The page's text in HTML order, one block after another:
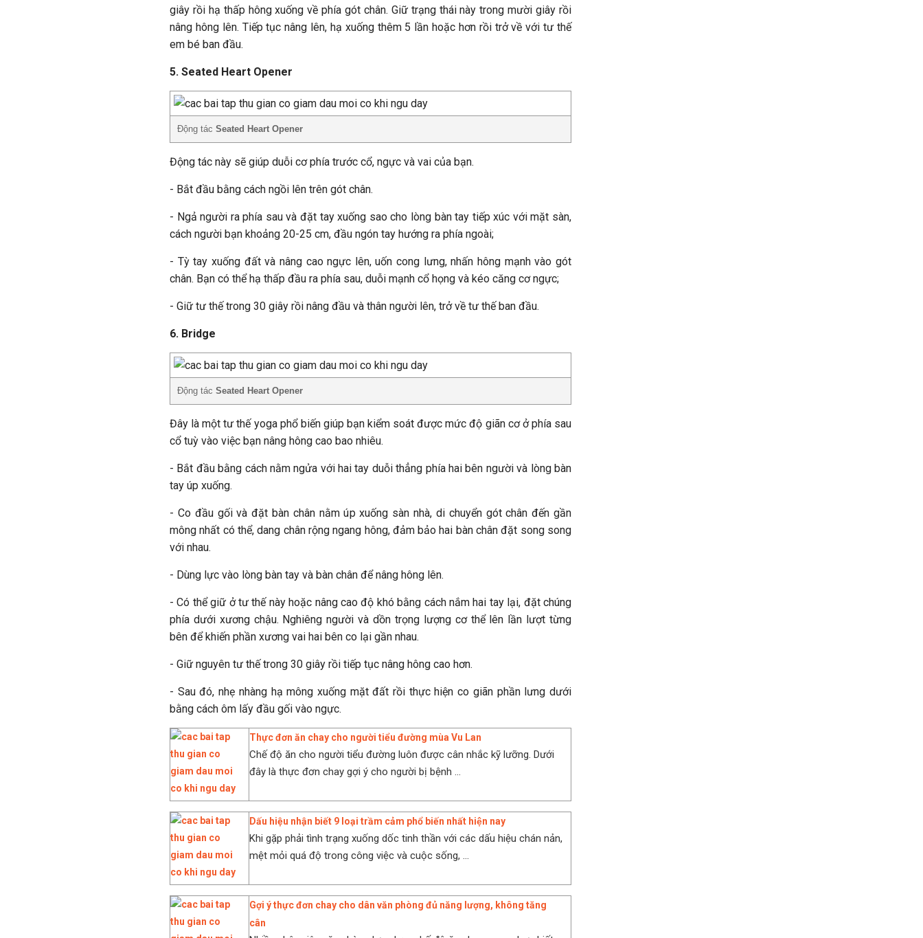
giây rồi hạ thấp hông xuống về phía gót chân. Giữ trạng thái này trong mười giây rồi
nâng hông lên. Tiếp tục nâng lên, hạ xuống thêm 5 lần hoặc hơn rồi trở về với tư thế
em bé ban đầu.
5. Seated Heart Opener
Động tác Seated Heart Opener
Động tác này sẽ giúp duỗi cơ phía trước cổ, ngực và vai của bạn.
- Bắt đầu bằng cách ngồi lên trên gót chân.
- Ngả người ra phía sau và đặt tay xuống sao cho lòng bàn tay tiếp xúc với mặt sàn,
cách người bạn khoảng 20-25 cm, đầu ngón tay hướng ra phía ngoài;
- Tỳ tay xuống đất và nâng cao ngực lên, uốn cong lưng, nhấn hông mạnh vào gót
chân. Bạn có thể hạ thấp đầu ra phía sau, duỗi mạnh cổ họng và kéo căng cơ ngực;
- Giữ tư thế trong 30 giây rồi nâng đầu và thân người lên, trở về tư thế ban đầu.
6. Bridge
Động tác Seated Heart Opener
Đây là một tư thế yoga phổ biến giúp bạn kiểm soát được mức độ giãn cơ ở phía sau
cổ tuỳ vào việc bạn nâng hông cao bao nhiêu.
- Bắt đầu bằng cách nằm ngửa với hai tay duỗi thẳng phía hai bên người và lòng bàn
tay úp xuống.
- Co đầu gối và đặt bàn chân nằm úp xuống sàn nhà, di chuyển gót chân đến gần
mông nhất có thể, dang chân rộng ngang hông, đảm bảo hai bàn chân đặt song song
với nhau.
- Dùng lực vào lòng bàn tay và bàn chân để nâng hông lên.
- Có thể giữ ở tư thế này hoặc nâng cao độ khó bằng cách nắm hai tay lại, đặt chúng
phía dưới xương chậu. Nghiêng người và dồn trọng lượng cơ thể lên lần lượt từng
bên để khiến phần xương vai hai bên co lại gần nhau.
- Giữ nguyên tư thế trong 30 giây rồi tiếp tục nâng hông cao hơn.
- Sau đó, nhẹ nhàng hạ mông xuống mặt đất rồi thực hiện co giãn phần lưng dưới
bằng cách ôm lấy đầu gối vào ngực.
Thực đơn ăn chay cho người tiểu đường mùa Vu Lan
Chế độ ăn cho người tiểu đường luôn được cân nhắc kỹ lưỡng. Dưới
đây là thực đơn chay gợi ý cho người bị bệnh ...
Dấu hiệu nhận biết 9 loại trầm cảm phổ biến nhất hiện nay
Khi gặp phải tình trạng xuống dốc tinh thần với các dấu hiệu chán nản,
mệt mỏi quá độ trong công việc và cuộc sống, ...
Gợi ý thực đơn chay cho dân văn phòng đủ năng lượng, không tăng
cân